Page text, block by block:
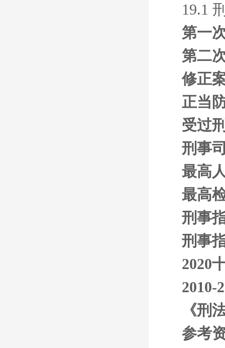
19.1
第一
第二
修正
正当
受过
刑事
最高
最高
刑事
刑事
2020
2010-
《刑
参考